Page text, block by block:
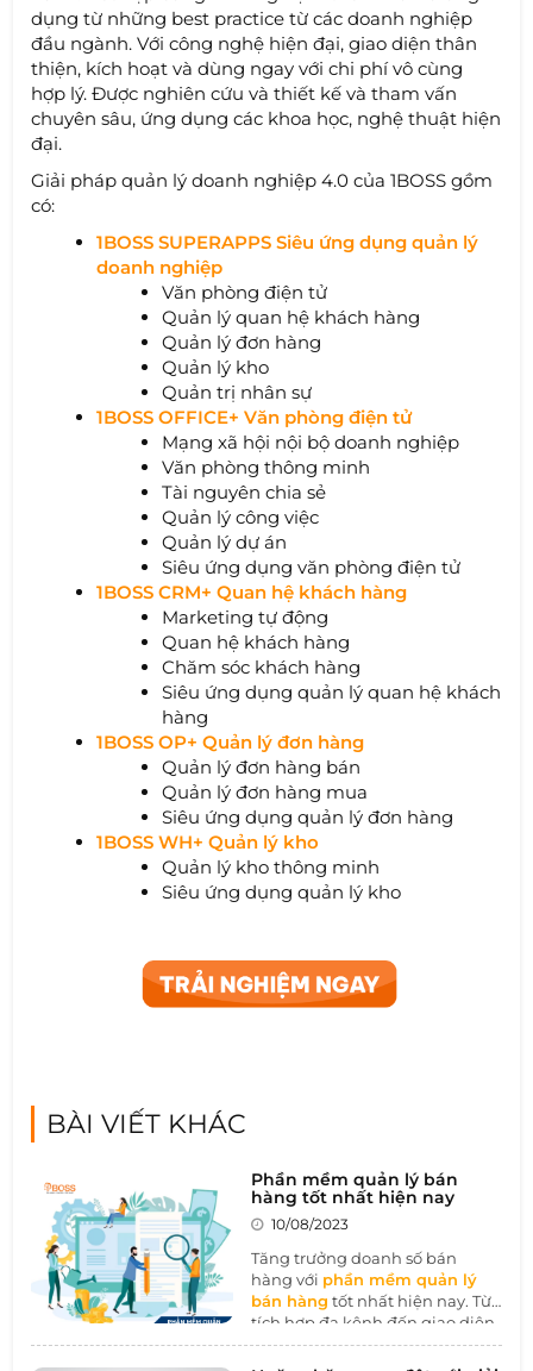
dụng từ những best practice từ các doanh nghiệp
đầu ngành. Với công nghệ hiện đại, giao diện thân
thiện, kích hoạt và dùng ngay với chi phí vô cùng
hợp lý. Được nghiên cứu và thiết kế và tham vấn
chuyên sâu, ứng dụng các khoa học, nghệ thuật hiện
đại.
Giải pháp quản lý doanh nghiệp 4.0 của 1BOSS gồm
có:
1BOSS SUPERAPPS Siêu ứng dụng quản lý
doanh nghiệp
Văn phòng điện tử
Quản lý quan hệ khách hàng
Quản lý đơn hàng
Quản lý kho
Quản trị nhân sự
1BOSS OFFICE+ Văn phòng điện tử
Mạng xã hội nội bộ doanh nghiệp
Văn phòng thông minh
Tài nguyên chia sẻ
Quản lý công việc
Quản lý dự án
Siêu ứng dụng văn phòng điện tử
1BOSS CRM+ Quan hệ khách hàng
Marketing tự động
Quan hệ khách hàng
Chăm sóc khách hàng
Siêu ứng dụng quản lý quan hệ khách
hàng
1BOSS OP+ Quản lý đơn hàng
Quản lý đơn hàng bán
Quản lý đơn hàng mua
Siêu ứng dụng quản lý đơn hàng
1BOSS WH+ Quản lý kho
Quản lý kho thông minh
Siêu ứng dụng quản lý kho
BÀI VIẾT KHÁC
Phần mềm quản lý bán
hàng tốt nhất hiện nay
10/08/2023
Tăng trưởng doanh số bán
hàng với phần mềm quản lý
bán hàng tốt nhất hiện nay. Từ
tích hợp đa kênh đến giao diện
thân thiện, tính năng quản lý
tồn kho chính xác, tùy chỉnh